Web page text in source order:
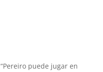
“Pereiro puede jugar en